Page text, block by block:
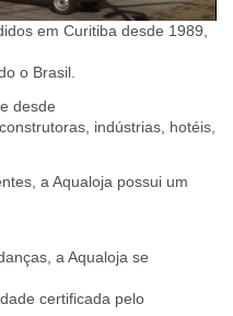
em Curitiba desde 1989,
o Brasil.
desde
indústrias, hotéis,
a Aqualoja possui um
a Aqualoja se
certificada pelo